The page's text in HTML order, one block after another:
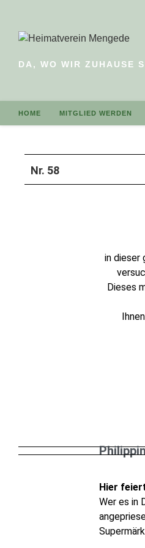
DA, WO WIR ZUHAUSE
HOME MITGLIED WERDEN
Nr. 58
in dieser
Dieses
Hier
Wer es in